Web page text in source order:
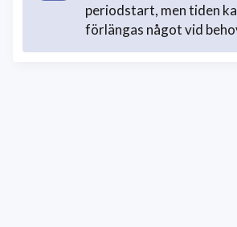
periodstart, men tiden
förlängas något vid